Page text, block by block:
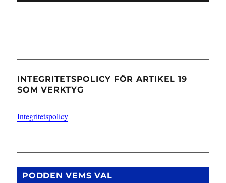
INTEGRITETSPOLICY FÖR ARTIKEL 19
SOM VERKTYG
Integritetspolicy
PODDEN VEMS VAL